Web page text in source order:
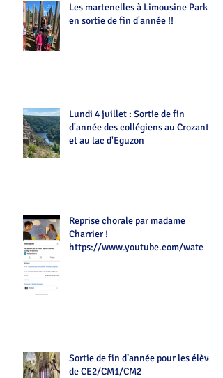
Les martenelles à Limousine Park
en sortie de fin d'année !!
Lundi 4 juillet : Sortie de fin
d'année des collégiens au Crozant
et au lac d'Eguzon
Reprise chorale par madame
Charrier !
https://www.youtube.com/watch?
Sortie de fin d’année pour les élèves
de CE2/CM1/CM2